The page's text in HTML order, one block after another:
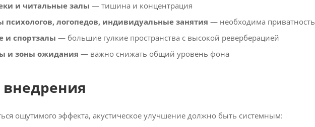
и читальные залы — тишина и концентрация
психологов, логопедов, индивидуальные занятия — необходима приватность
и спортзалы — большие гулкие пространства с высокой реверберацией
и зоны ожидания — важно снижать общий уровень фона
ощутимого эффекта, акустическое улучшение должно быть системным: